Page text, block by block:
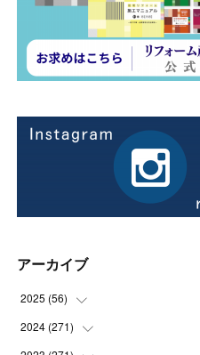
アーカイブ
2025 (56)
(14
2024 (271)